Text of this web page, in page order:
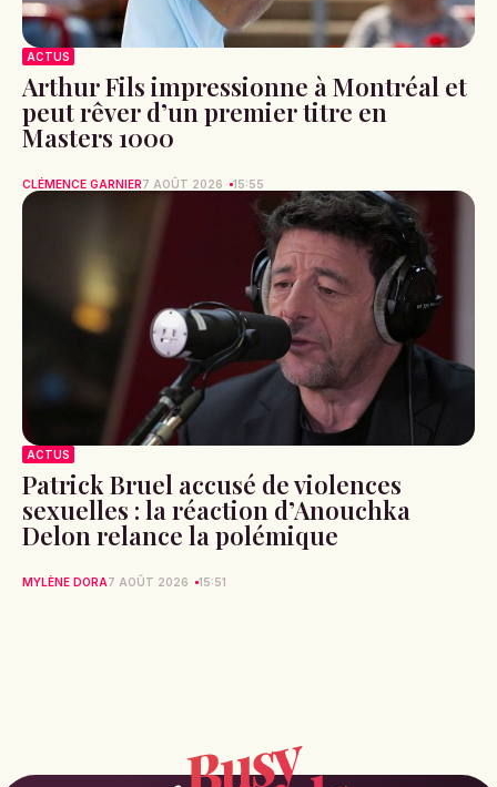
ACTUS
Arthur Fils impressionne à Montréal et
peut rêver d’un premier titre en
Masters 1000
CLÉMENCE GARNIER7 AOÛT 2026 15:55
ACTUS
Patrick Bruel accusé de violences
sexuelles : la réaction d’Anouchka
Delon relance la polémique
MYLÈNE DORA7 AOÛT 2026 15:51